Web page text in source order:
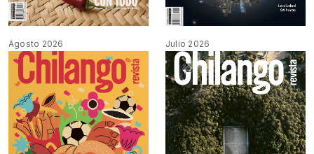
Agosto 2026 Julio 2026